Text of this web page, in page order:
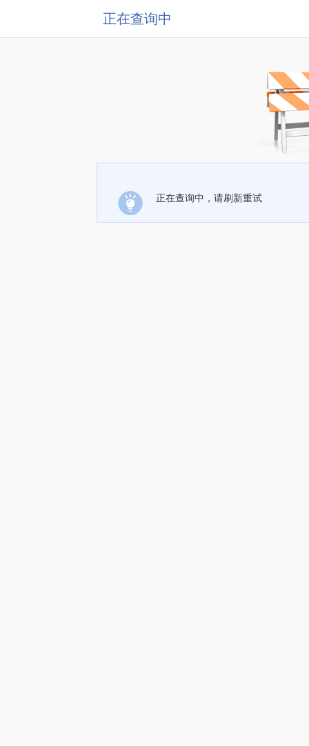
正在查询中
正在查询中，请刷新重试